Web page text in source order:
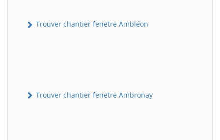
Trouver chantier fenetre Ambléon
Trouver chantier fenetre Ambronay